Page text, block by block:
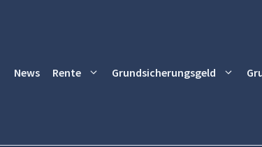
News Rente Grundsicherungsgeld